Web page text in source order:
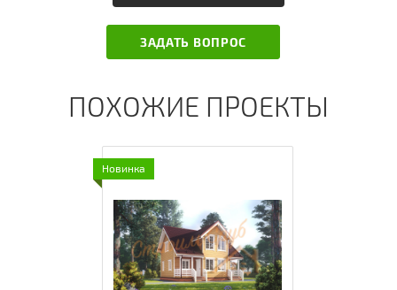
ЗАДАТЬ ВОПРОС
ПОХОЖИЕ ПРОЕКТЫ
Новинка